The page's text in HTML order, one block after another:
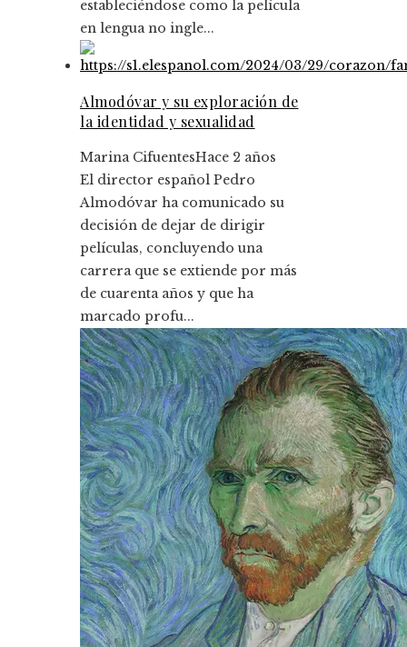
estableciéndose como la película
en lengua no ingle...
Almodóvar y su exploración de
la identidad y sexualidad
Marina CifuentesHace 2 años
El director español Pedro
Almodóvar ha comunicado su
decisión de dejar de dirigir
películas, concluyendo una
carrera que se extiende por más
de cuarenta años y que ha
marcado profu...